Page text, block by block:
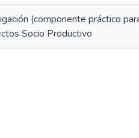
(componente práctico
Socio Productivo